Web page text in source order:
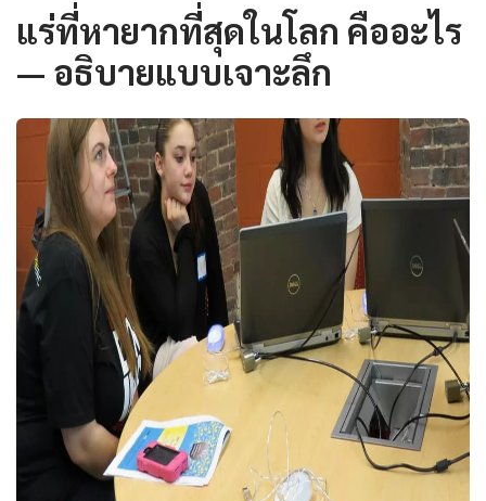
แร่ที่หายากที่สุดในโลก คืออะไร
— อธิบายแบบเจาะลึก